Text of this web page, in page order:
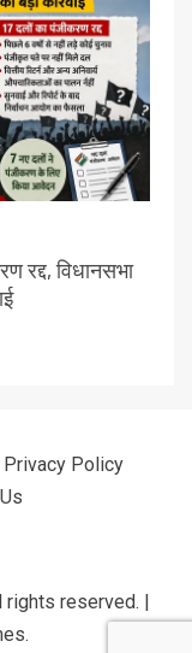
रद्द, विधानसभा
Privacy Policy
rights reserved.